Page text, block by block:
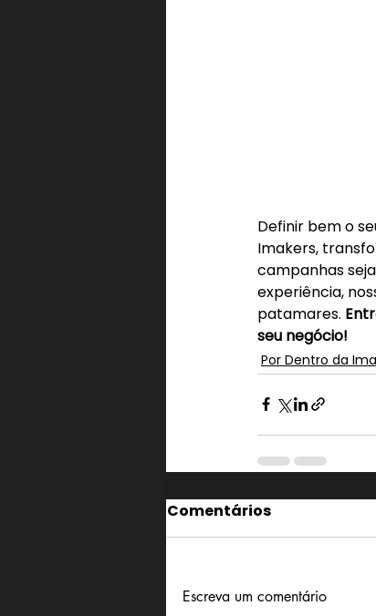
Definir bem o
Imakers,
campanhas
experiência,
patamares.
seu negócio!
Por Dentro da
Comentários
Escreva um comentário